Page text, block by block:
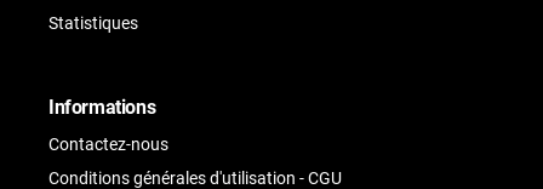
Statistiques
Informations
Contactez-nous
Conditions générales d'utilisation - CGU